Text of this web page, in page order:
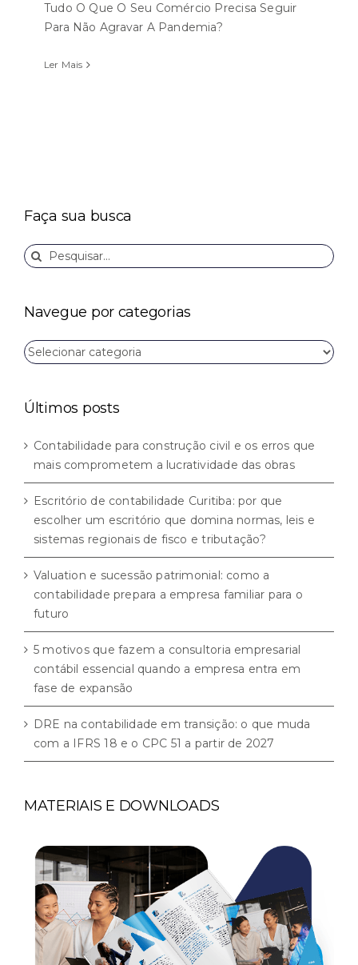
Tudo O Que O Seu Comércio Precisa Seguir
Para Não Agravar A Pandemia?
Ler Mais
Faça sua busca
Buscar
resultados
Navegue por categorias
Navegue
por
Últimos posts
Contabilidade para construção civil e os erros que
mais comprometem a lucratividade das obras
Escritório de contabilidade Curitiba: por que
escolher um escritório que domina normas, leis e
sistemas regionais de fisco e tributação?
Valuation e sucessão patrimonial: como a
contabilidade prepara a empresa familiar para o
futuro
5 motivos que fazem a consultoria empresarial
contábil essencial quando a empresa entra em
fase de expansão
DRE na contabilidade em transição: o que muda
com a IFRS 18 e o CPC 51 a partir de 2027
MATERIAIS E DOWNLOADS